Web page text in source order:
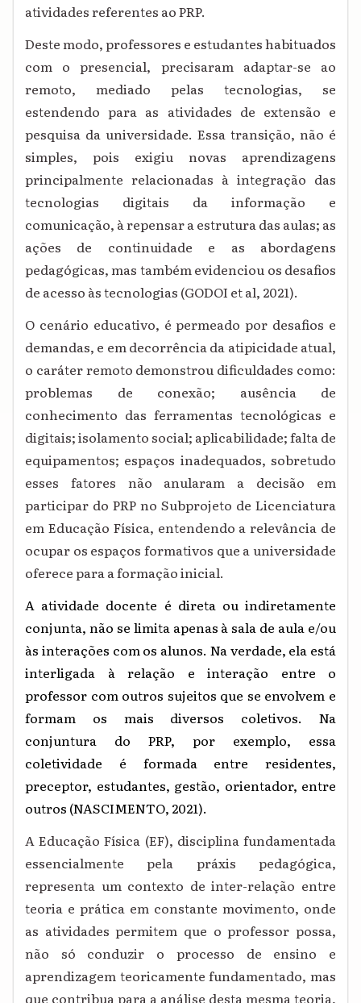
atividades referentes ao PRP.
Deste modo, professores e estudantes habituados
com o presencial, precisaram adaptar-se ao
remoto, mediado pelas tecnologias, se
estendendo para as atividades de extensão e
pesquisa da universidade. Essa transição, não é
simples, pois exigiu novas aprendizagens
principalmente relacionadas à integração das
tecnologias digitais da informação e
comunicação, à repensar a estrutura das aulas; as
ações de continuidade e as abordagens
pedagógicas, mas também evidenciou os desafios
de acesso às tecnologias (GODOI et al, 2021).
O cenário educativo, é permeado por desafios e
demandas, e em decorrência da atipicidade atual,
o caráter remoto demonstrou dificuldades como:
problemas de conexão; ausência de
conhecimento das ferramentas tecnológicas e
digitais; isolamento social; aplicabilidade; falta de
equipamentos; espaços inadequados, sobretudo
esses fatores não anularam a decisão em
participar do PRP no Subprojeto de Licenciatura
em Educação Física, entendendo a relevância de
ocupar os espaços formativos que a universidade
oferece para a formação inicial.
A atividade docente é direta ou indiretamente
conjunta, não se limita apenas à sala de aula e/ou
às interações com os alunos. Na verdade, ela está
interligada à relação e interação entre o
professor com outros sujeitos que se envolvem e
formam os mais diversos coletivos. Na
conjuntura do PRP, por exemplo, essa
coletividade é formada entre residentes,
preceptor, estudantes, gestão, orientador, entre
outros (NASCIMENTO, 2021).
A Educação Física (EF), disciplina fundamentada
essencialmente pela práxis pedagógica,
representa um contexto de inter-relação entre
teoria e prática em constante movimento, onde
as atividades permitem que o professor possa,
não só conduzir o processo de ensino e
aprendizagem teoricamente fundamentado, mas
que contribua para a análise desta mesma teoria,